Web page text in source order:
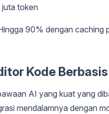
token
90% dengan caching
Kode
AI yang kuat yang
mendalamnya dengan